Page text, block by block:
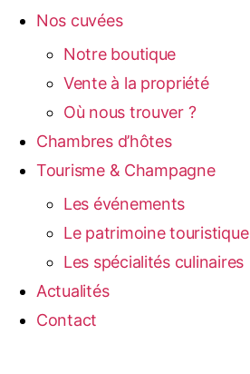
Nos cuvées
Notre boutique
Vente à la propriété
Où nous trouver ?
Chambres d’hôtes
Tourisme & Champagne
Les événements
Le patrimoine touristique
Les spécialités culinaires
Actualités
Contact